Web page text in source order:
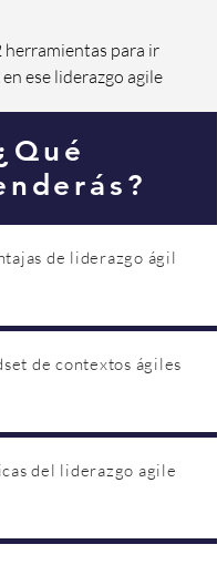
herramientas para ir
ese liderazgo agile
de liderazgo ágil
de contextos ágiles
del liderazgo agile